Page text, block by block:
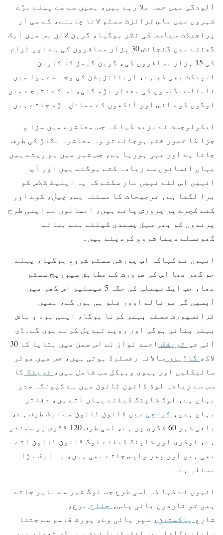
آلودگی میں حصہ ملا رہے ہیں، ہمیں سب سے پہلے بڑے
شہروں میں ماس ٹرانزٹ سسٹم لانا چاہئے، کے سی آر
پراجیکٹ سیاست کی نظر ہوگیا، گرین لائن بس میں ایک
گھنٹے میں گنجائش 30 ہزار مسافروں کی ہے اور ٹرام
کی 15 ہزار مسافروں کی، گرین گیسز کا کاربن
امپیکٹ بھی کم ہے، اربنائزیشن کی وجہ سے ہوا میں
نامناسب گیسوں کی مقدار بڑھ گئی، اس کے نتیجے میں
لوگوں کو سانس اور آنکھوں کے مسائل بڑھ جاتے ہیں۔
ایکولوجسٹ نے مزید کہا کہ جس معاشرے میں سزا و
جزا کا تصور ختم ہوجائے تو وہ معاشرہ بگاڑ کی طرف
جاتا ہے اور یہی ہورہا ہے، جس شہر میں ہم رہتے ہیں
یہاں انسانوں سے زیادہ کتے ہوگئے ہیں اور آپ
انہیں اس لئے نہیں مار سکتے کہ یہ ایلیٹ کلاس کو
برا لگتا ہے، ترجیحات کا مسئلہ ہے، چیل، کوے اور
کتے کچرے پر پرورش پاتے ہیں، انسانوں نے اپنی طرح
پرندوں کو بھی سہل پسندی کیلئے بنے بنائے
گھونسلے دینا شروع کردیئے ہیں۔
انہوں نے کہاکہ اب پورشن سسٹم شروع ہوگیا، پہلے
جو گھر تھا اس کی ضرورت کے مطابق سیوریج سسٹم
تھا، جب ایک فیملی کی جگہ 5 فیملیز اس گھر میں
آبسیں گی تو نالے اوور فلو ہی ہوں گے، ہمیں
ٹرانسپورٹ سسٹم بہتر کرنا ہوگا، اپنی بود و باش
بہتر بنانی ہوگی اور رویے تبدیل کرنے ہوں گے۔ڈی
آئی جی ٹریفک
احمد نواز نے اس ضمن میں بتایا کہ 30
لاکھ گاڑیاں سالانہ رجسٹرڈ ہوتی ہیں، جس میں موٹر
سائیکلیں اور ہیوی وہیکل سب شامل ہیں، ٹریفک کا
سب سے زیادہ لوڈ ڈائون ٹائون میں ہے کیونکہ صدر
یہاں ہے، لوگ شاپنگ کیلئے یہاں آتے ہں، دفاتر
یہاں ہیں، کراچی میں ڈائون ٹائون سب ایک طرف ہے،
باقی شہر 60 ڈگری پر ہے، اسی طرف 120 ڈگری پر سمندر
ہے، نوکری اور شاپنگ کیلئے لوگ ڈائون ٹائون آتے
بھی ہیں اور پھر واپس جاتے بھی ہیں، یہ ایک بڑا
مسئلہ ہے۔
انہوں نے کہا کہ اسی طرح جب لوگ شہر سے باہر جاتے
ہیں تو ناردرن بائی پاس، جناح برج،
شارع پاکستان، سپر ہائی وے، پورٹ قاسم سے جتنا
سامان نکلتا ہے، انڈسٹریل زون سے بڑی تعداد میں